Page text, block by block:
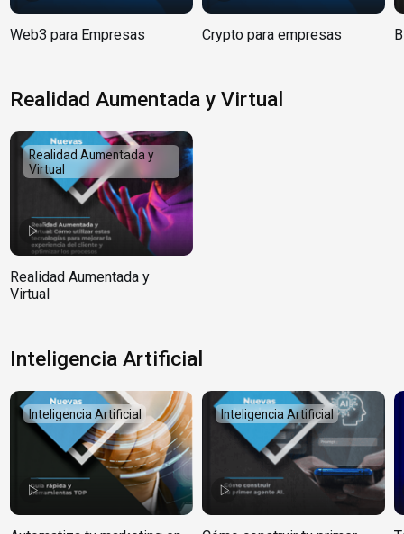
Web3 para Empresas Crypto para empresas
Realidad Aumentada y Virtual
Realidad Aumentada y
Virtual
Realidad Aumentada y
Virtual
Inteligencia Artificial
Inteligencia Artificial Inteligencia Artificial